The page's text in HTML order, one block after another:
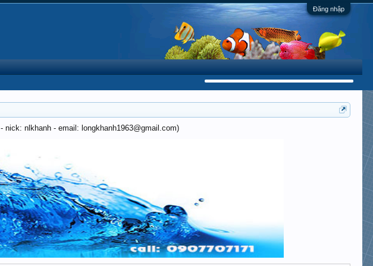
Đăng nhập
nick: nlkhanh - email: longkhanh1963@gmail.com)